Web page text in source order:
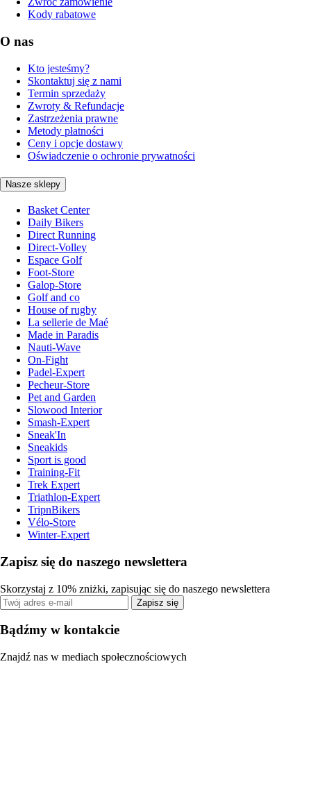
Kody rabatowe
O nas
Kto jesteśmy?
Skontaktuj się z nami
Termin sprzedaży
Zwroty & Refundacje
Zastrzeżenia prawne
Metody płatności
Ceny i opcje dostawy
Oświadczenie o ochronie prywatności
Nasze sklepy
Basket Center
Daily Bikers
Direct Running
Direct-Volley
Espace Golf
Foot-Store
Galop-Store
Golf and co
House of rugby
La sellerie de Maé
Made in Paradis
Nauti-Wave
On-Fight
Padel-Expert
Pecheur-Store
Pet and Garden
Slowood Interior
Smash-Expert
Sneak'In
Sneakids
Sport is good
Training-Fit
Trek Expert
Triathlon-Expert
TripnBikers
Vélo-Store
Winter-Expert
Zapisz się do naszego newslettera
Skorzystaj z 10% zniżki, zapisując się do naszego newslettera
Zapisz się
Bądźmy w kontakcie
Znajdź nas w mediach społecznościowych